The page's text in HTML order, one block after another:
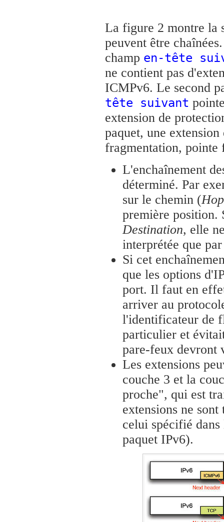
La figure 2 montre la
peuvent être
champ en-tête
ne contient pas
ICMPv6. Le second
tête suivant
extension de
paquet, une
fragmentation,
L'enchaînement
déterminé. Par
sur le chemin (
première position.
Destination, elle
interprétée que
Si cet
que les options
port. Il faut en
arriver au
l'identificateur de
particulier et
pare-feux devront
Les extensions
couche 3 et la
proche", qui est
extensions ne
celui spécifié
paquet IPv6).